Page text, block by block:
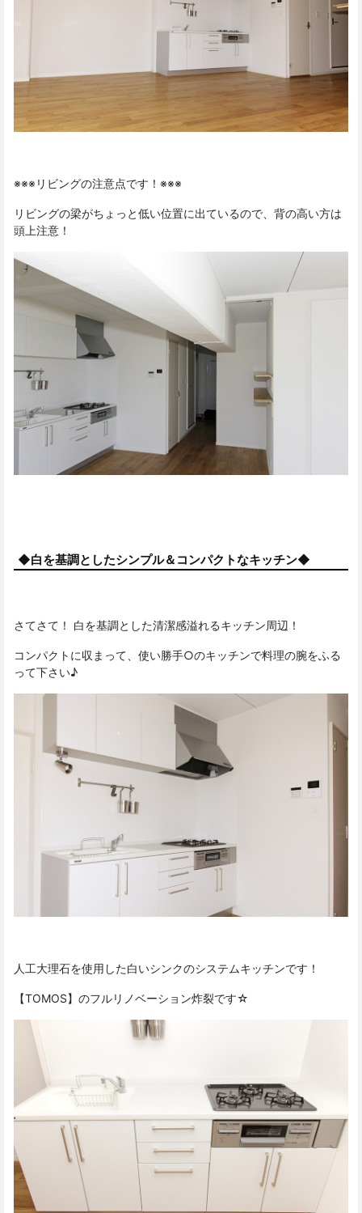
※※※リビングの注意点です！※※※
リビングの梁がちょっと低い位置に出ているので、背の高い方は
頭上注意！
◆白を基調としたシンプル＆コンパクトなキッチン◆
さてさて！ 白を基調とした清潔感溢れるキッチン周辺！
コンパクトに収まって、使い勝手○のキッチンで料理の腕をふる
って下さい♪
人工大理石を使用した白いシンクのシステムキッチンです！
【TOMOS】のフルリノベーション炸裂です☆